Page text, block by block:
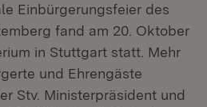
Einbürgerungsfeier des
fand am 20. Oktober
in Stuttgart statt. Mehr
und Ehrengäste
Stv. Ministerpräsident und